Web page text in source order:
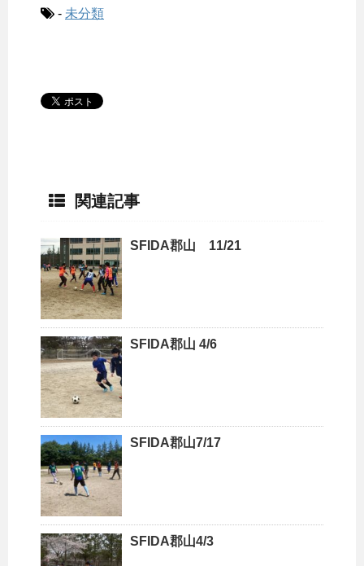
- 未分類
関連記事
SFIDA郡山 11/21
SFIDA郡山 4/6
SFIDA郡山7/17
SFIDA郡山4/3